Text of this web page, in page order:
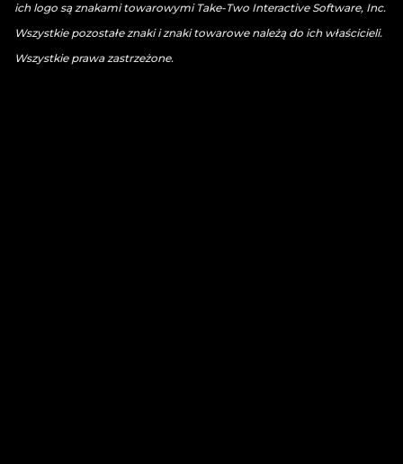
ich logo są znakami towarowymi Take-Two Interactive Software, Inc.
Wszystkie pozostałe znaki i znaki towarowe należą do ich właścicieli.
Wszystkie prawa zastrzeżone.